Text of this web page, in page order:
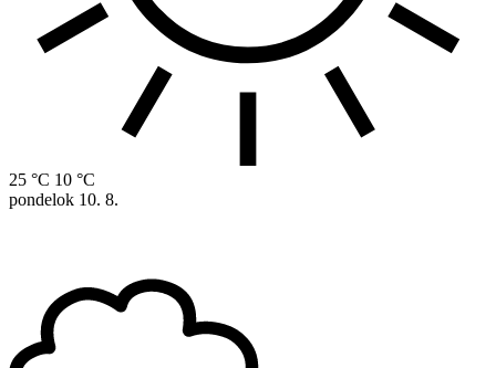
25 °C 10 °C
pondelok 10. 8.